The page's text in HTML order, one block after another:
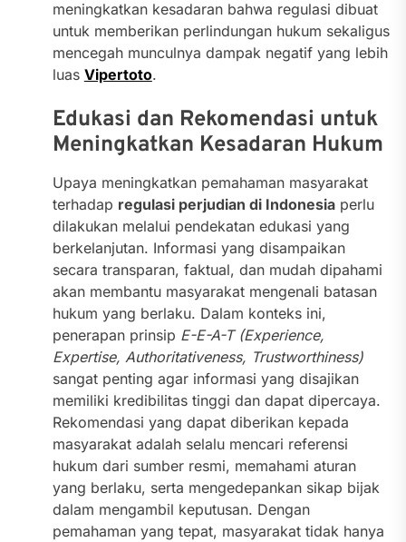
meningkatkan kesadaran bahwa regulasi dibuat
untuk memberikan perlindungan hukum sekaligus
mencegah munculnya dampak negatif yang lebih
luas Vipertoto.
Edukasi dan Rekomendasi untuk
Meningkatkan Kesadaran Hukum
Upaya meningkatkan pemahaman masyarakat
terhadap regulasi perjudian di Indonesiaperlu
dilakukan melalui pendekatan edukasi yang
berkelanjutan. Informasi yang disampaikan
secara transparan, faktual, dan mudah dipahami
akan membantu masyarakat mengenali batasan
hukum yang berlaku. Dalam konteks ini,
penerapan prinsip E-E-A-T (Experience,
Expertise, Authoritativeness, Trustworthiness)
sangat penting agar informasi yang disajikan
memiliki kredibilitas tinggi dan dapat dipercaya.
Rekomendasi yang dapat diberikan kepada
masyarakat adalah selalu mencari referensi
hukum dari sumber resmi, memahami aturan
yang berlaku, serta mengedepankan sikap bijak
dalam mengambil keputusan. Dengan
pemahaman yang tepat, masyarakat tidak hanya